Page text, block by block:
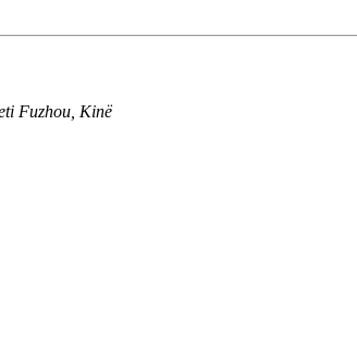
Fuzhou, Kinë